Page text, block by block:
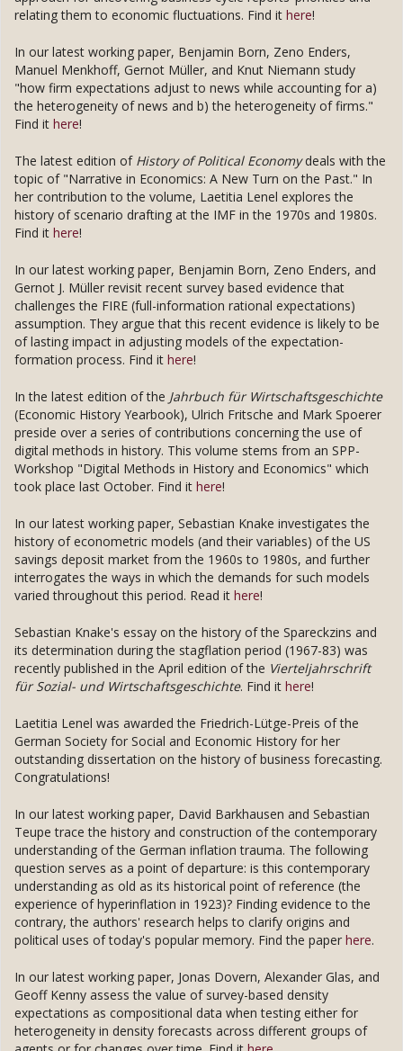
relating them to economic fluctuations. Find it here!
In our latest working paper, Benjamin Born, Zeno Enders,
Manuel Menkhoff, Gernot Müller, and Knut Niemann study
"how firm expectations adjust to news while accounting for a)
the heterogeneity of news and b) the heterogeneity of firms."
Find it here!
The latest edition of History of Political Economydeals with the
topic of "Narrative in Economics: A New Turn on the Past." In
her contribution to the volume, Laetitia Lenel explores the
history of scenario drafting at the IMF in the 1970s and 1980s.
Find it here!
In our latest working paper, Benjamin Born, Zeno Enders, and
Gernot J. Müller revisit recent survey based evidence that
challenges the FIRE (full-information rational expectations)
assumption. They argue that this recent evidence is likely to be
of lasting impact in adjusting models of the expectation-
formation process. Find it here!
In the latest edition of the Jahrbuch für Wirtschaftsgeschichte
(Economic History Yearbook), Ulrich Fritsche and Mark Spoerer
preside over a series of contributions concerning the use of
digital methods in history. This volume stems from an SPP-
Workshop "Digital Methods in History and Economics" which
took place last October. Find it here!
In our latest working paper, Sebastian Knake investigates the
history of econometric models (and their variables) of the US
savings deposit market from the 1960s to 1980s, and further
interrogates the ways in which the demands for such models
varied throughout this period. Read it here!
Sebastian Knake's essay on the history of the Spareckzins and
its determination during the stagflation period (1967-83) was
recently published in the April edition of the Vierteljahrschrift
für Sozial- und Wirtschaftsgeschichte. Find it here!
Laetitia Lenel was awarded the Friedrich-Lütge-Preis of the
German Society for Social and Economic History for her
outstanding dissertation on the history of business forecasting.
Congratulations!
In our latest working paper, David Barkhausen and Sebastian
Teupe trace the history and construction of the contemporary
understanding of the German inflation trauma. The following
question serves as a point of departure: is this contemporary
understanding as old as its historical point of reference (the
experience of hyperinflation in 1923)? Finding evidence to the
contrary, the authors' research helps to clarify origins and
political uses of today's popular memory. Find the paper here.
In our latest working paper, Jonas Dovern, Alexander Glas, and
Geoff Kenny assess the value of survey-based density
expectations as compositional data when testing either for
heterogeneity in density forecasts across different groups of